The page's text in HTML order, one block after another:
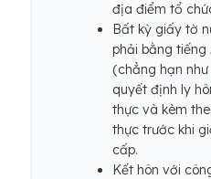
địa điểm tổ
Bất kỳ giấy tờ
phải bằng tiếng
(chẳng hạn
quyết định ly
thực và kèm
thực trước khi
cấp.
Kết hôn với